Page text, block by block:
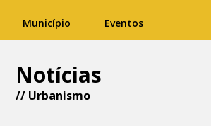
Município Eventos
Notícias
// Urbanismo